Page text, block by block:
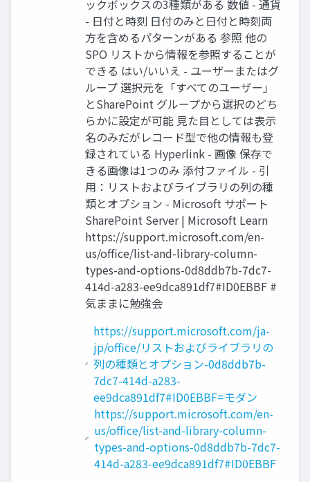
ックボックスの3種類がある 数値 - 通貨
- 日付と時刻 日付のみと日付と時刻両
方を含めるパターンがある 参照 他の
SPO リストから情報を参照することが
できる はい/いいえ - ユーザーまたはグ
ループ 選択元を「すべてのユーザー」
とSharePoint グループから選択のどち
らかに設定が可能 見た目としては表示
名のみだがレコード型で他の情報も登
録されている Hyperlink - 画像 保存で
きる画像は1つのみ 添付ファイル - 引
用：リストおよびライブラリの列の種
類とオプション - Microsoft サポート
SharePoint Server | Microsoft Learn
https://support.microsoft.com/en-
us/office/list-and-library-column-
types-and-options-0d8ddb7b-7dc7-
414d-a283-ee9dca891df7#ID0EBBF #
気ままに勉強会
https://support.microsoft.com/ja-
jp/office/リストおよびライブラリの
列の種類とオプション-0d8ddb7b-
7dc7-414d-a283-
ee9dca891df7#ID0EBBF=モダン
https://support.microsoft.com/en-
us/office/list-and-library-column-
types-and-options-0d8ddb7b-7dc7-
414d-a283-ee9dca891df7#ID0EBBF